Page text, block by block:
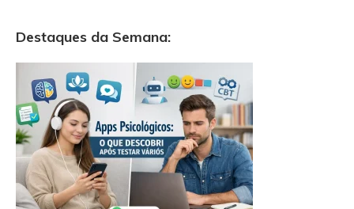
Destaques da Semana: